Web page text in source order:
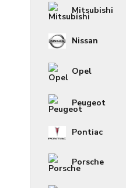
Mitsubishi
Nissan
Opel
Peugeot
Pontiac
Porsche